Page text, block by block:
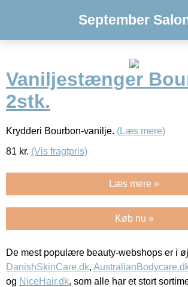
September
Vaniljestænger
2stk.
Krydderi Bourbon-vanilje. (Læs mere)
81 kr. (Vis fragtpris)
Læs mere »
Køb nu »
De mest populære beauty-webshops er i
DanishSkinCare.dk,
og NiceHair.dk, som alle har et stort